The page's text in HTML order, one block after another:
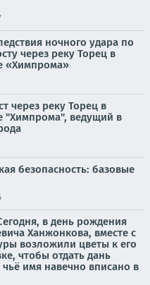
ночного удара по
через реку Торец в
«Химпрома»
через реку Торец в
"Химпрома", ведущий в
безопасность: базовые
в день рождения
Ханжонкова, вместе с
возложили цветы к его
чтобы отдать дань
имя навечно вписано в